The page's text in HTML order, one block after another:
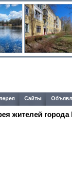
Сайты
жителей города